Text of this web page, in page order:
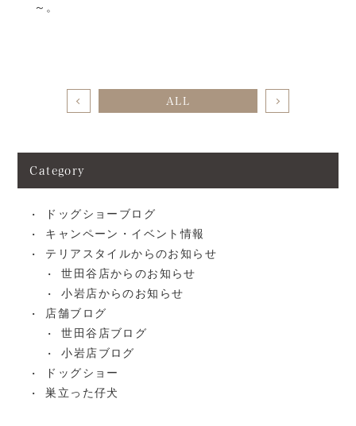
～。
ALL
Category
ドッグショーブログ
キャンペーン・イベント情報
テリアスタイルからのお知らせ
世田谷店からのお知らせ
小岩店からのお知らせ
店舗ブログ
世田谷店ブログ
小岩店ブログ
ドッグショー
巣立った仔犬